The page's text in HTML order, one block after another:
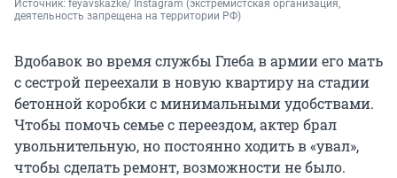
Источник: feyavskazke/ Instagram (экстремистская организация,
деятельность запрещена на территории РФ)
Вдобавок во время службы Глеба в армии его мать
с сестрой переехали в новую квартиру на стадии
бетонной коробки с минимальными удобствами.
Чтобы помочь семье с переездом, актер брал
увольнительную, но постоянно ходить в «увал»,
чтобы сделать ремонт, возможности не было.